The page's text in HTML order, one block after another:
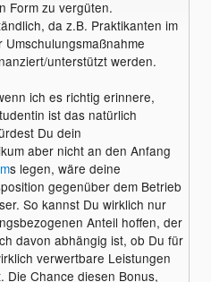
Form zu vergüten.
da z.B. Praktikanten im
Umschulungsmaßnahme
unterstützt werden.
ich es richtig erinnere,
ist das natürlich
Du dein
aber nicht an den Anfang
s legen, wäre deine
gegenüber dem Betrieb
So kannst Du wirklich nur
Anteil hoffen, der
davon abhängig ist, ob Du für
verwertbare Leistungen
Die Chance diesen Bonus,